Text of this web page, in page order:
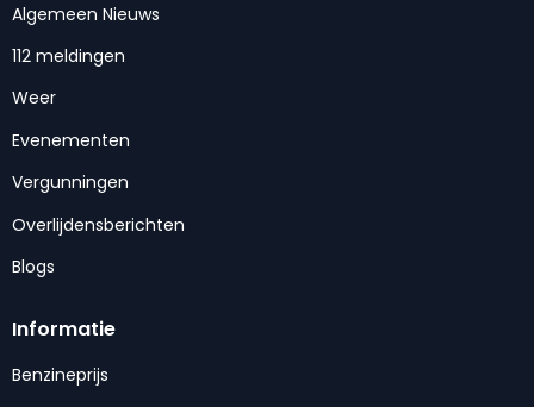
Algemeen Nieuws
112 meldingen
Weer
Evenementen
Vergunningen
Overlijdensberichten
Blogs
Informatie
Benzineprijs